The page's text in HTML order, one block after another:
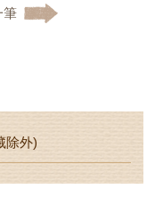
筆
除外)